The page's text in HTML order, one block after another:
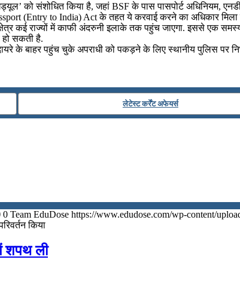
को संशोधित किया है, जहां BSF के पास पासपोर्ट अधिनियम,
(Entry to India) Act के तहत ये करवाई करने का अधिकार मिला
कई राज्यों में काफी अंदरुनी इलाके तक पहुंच जाएगा. इससे एक
हो सकती है.
के बाहर पहुंच चुके अपराधी को पकड़ने के लिए स्थानीय पुलिस पर
लेटेस्ट कर्रेंट अफेयर्स
0 Team EduDose https://www.edudose.com/wp-content/
किया
शपथ ली